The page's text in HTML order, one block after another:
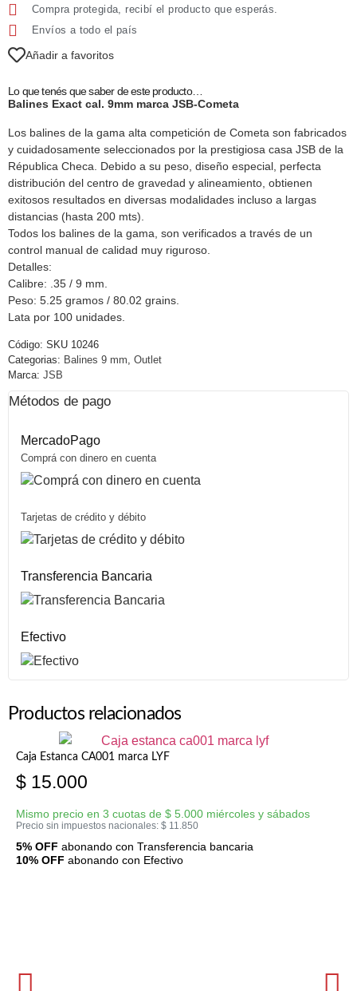
Compra protegida, recibí el producto que esperás.
Envíos a todo el país
Añadir a favoritos
Lo que tenés que saber de este producto…
Balines Exact cal. 9mm marca JSB-Cometa
Los balines de la gama alta competición de Cometa son fabricados
y cuidadosamente seleccionados por la prestigiosa casa JSB de la
Républica Checa. Debido a su peso, diseño especial, perfecta
distribución del centro de gravedad y alineamiento, obtienen
exitosos resultados en diversas modalidades incluso a largas
distancias (hasta 200 mts).
Todos los balines de la gama, son verificados a través de un
control manual de calidad muy riguroso.
Detalles:
Calibre: .35 / 9 mm.
Peso: 5.25 gramos / 80.02 grains.
Lata por 100 unidades.
Código: SKU 10246
Categorias: Balines 9 mm Outlet
Marca: JSB
Métodos de pago
MercadoPago
Comprá con dinero en cuenta
Tarjetas de crédito y débito
Transferencia Bancaria
Efectivo
Productos relacionados
Caja Estanca CA001 marca LYF
$ 15.000
Mismo precio en 3 cuotas de $ 5.000 miércoles y sábados
Precio sin impuestos nacionales: $ 11.850
5% OFF abonando con Transferencia bancaria
10% OFF abonando con Efectivo